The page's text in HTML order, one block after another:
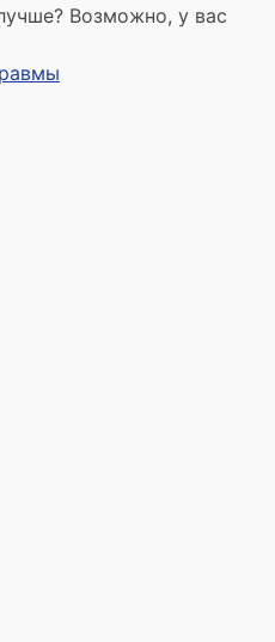
Возможно, у вас